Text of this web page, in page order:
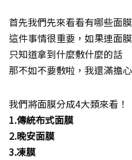
首先我們先來看看有哪些面
這件事情很重要，如果連面
只知道拿到什麼敷什麼的話
那不如不要敷啦，我還滿擔
我們將面膜分成4大類來看！
1.傳統布式面膜
2.晚安面膜
3.凍膜